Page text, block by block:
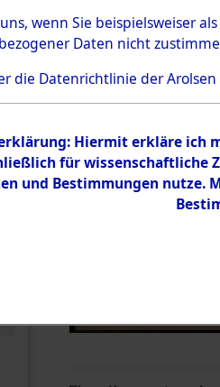
wenn Sie beispielsweiser
Daten nicht
die Datenrichtlinie der Arolsen
Hiermit erkläre ich
für wissenschaftliche
und Bestimmungen nutze.